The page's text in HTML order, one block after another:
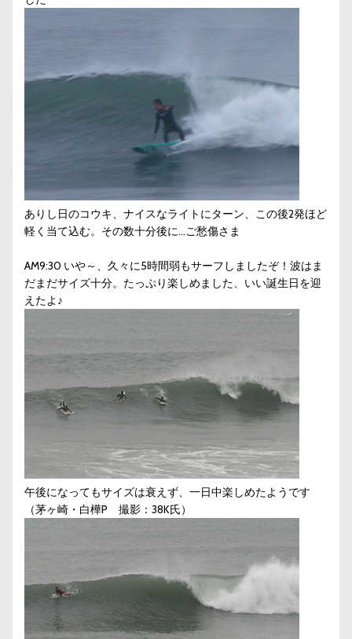
ありし日のコウキ、ナイスなライトにターン、この後2発ほど
軽く当て込む。その数十分後に…ご愁傷さま
AM9:30 いや～、久々に5時間弱もサーフしましたぞ！波はま
だまだサイズ十分。たっぷり楽しめました、いい誕生日を迎
えたよ♪
午後になってもサイズは衰えず、一日中楽しめたようです
（茅ヶ崎・白樺P 撮影：38K氏）